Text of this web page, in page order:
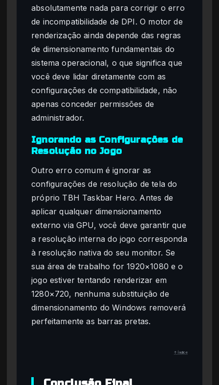
absolutamente nada para corrigir o erro
de incompatibilidade de DPI. O motor de
renderização ainda depende das regras
de dimensionamento fundamentais do
sistema operacional, o que significa que
você deve lidar diretamente com as
configurações de compatibilidade, não
apenas conceder permissões de
administrador.
Ignorando as Configurações de
Resolução no Jogo
Outro erro comum é ignorar as
configurações de resolução de tela do
próprio TBH Taskbar Hero. Antes de
aplicar qualquer dimensionamento
externo via GPU, você deve garantir que
a resolução interna do jogo corresponda
à resolução nativa do seu monitor. Se
sua área de trabalho for 1920×1080 e o
jogo estiver tentando renderizar em
1280×720, nenhuma substituição de
dimensionamento do Windows removerá
perfeitamente as barras pretas.
↑ Índice